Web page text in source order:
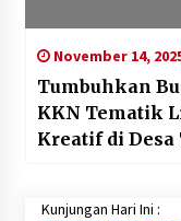
November 14,
Tumbuhkan
KKN Tematik
Kreatif di Desa
Kunjungan Hari Ini :